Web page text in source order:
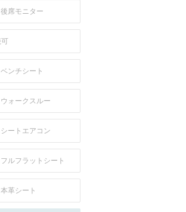
後席モニター
可
ベンチシート
ウォークスルー
シートエアコン
フルフラットシート
本革シート